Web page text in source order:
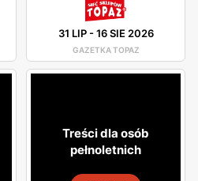
31 LIP-16 SIE 2026
GAZETKA TOPAZ
Treści dla osób
pełnoletnich